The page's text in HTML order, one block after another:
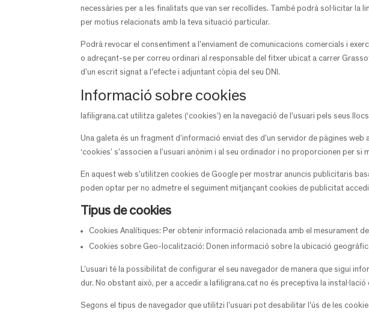
necessàries per a les finalitats que van ser recollides. També podrà sol·licitar
per motius relacionats amb la teva situació particular.
Podrà revocar el consentiment a l’enviament de comunicacions comercials i
o adreçant-se per correu ordinari al responsable del fitxer ubicat a carrer
d’un escrit signat a l’efecte i adjuntant còpia del seu DNI.
Informació sobre cookies
lafiligrana.cat utilitza galetes (‘cookies’) en la navegació de l’usuari pels seus
Una galeta és un fragment d’informació enviat des d’un servidor de pàgines
‘cookies’ s’associen a l’usuari anònim i al seu ordinador i no proporcionen per si
En aquest web s’utilitzen cookies de Google per mostrar anuncis publicitaris
poden optar per no admetre el seguiment mitjançant cookies de publicitat
Tipus de cookies
Cookies Analítiques: Per obtenir informació relacionada amb el mesurament de
Cookies sobre Geo-localització: Donen informació sobre la ubicació
L’usuari té la possibilitat de configurar el seu navegador de manera que sigui
dur. No obstant això, per a accedir a lafiligrana.cat no és preceptiva la instal·lació
Segons el tipus de navegador que utilitzi l’usuari pot desabilitar l’ús de les